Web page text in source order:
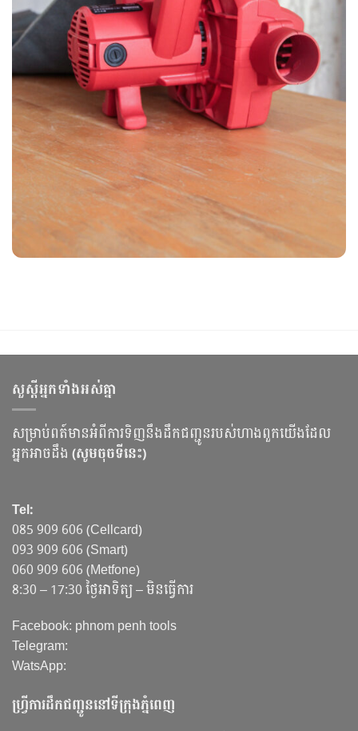
សួស្ដីអ្នកទាំងអស់គ្នា
សម្រាប់ពត៍មានអំពីការទិញនឹងដឹកជញ្ជូនរបស់ហាងពួកយើងដែល
អ្នកអាចដឹង (សូមចុចទីនេះ)
Tel:
085 909 606 (Cellcard)
093 909 606 (Smart)
060 909 606 (Metfone)
8:30 – 17:30 ថ្ងៃអាទិត្យ – មិនធ្វើការ
Facebook: phnom penh tools
Telegram:
WatsApp:
ហ្វ្រីការដឹកជញ្ជូននៅទីក្រុងភ្នំពេញ